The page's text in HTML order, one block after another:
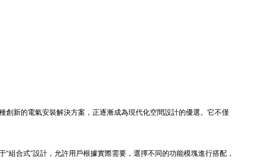
新的電氣安裝解決方案，正逐漸成為現代化空間設計的優選。它不僅
合式”設計，允許用戶根據實際需要，選擇不同的功能模塊進行搭配，